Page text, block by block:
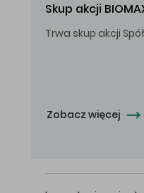
Skup akcji
Zobacz więcej